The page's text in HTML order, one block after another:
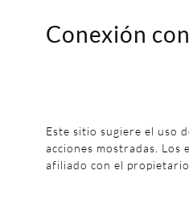
Conexión
Este sitio sugiere el uso
acciones mostradas. Los
afiliado con el